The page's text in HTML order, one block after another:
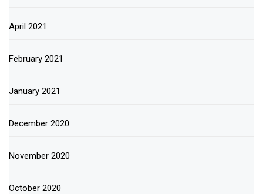
April 2021
February 2021
January 2021
December 2020
November 2020
October 2020